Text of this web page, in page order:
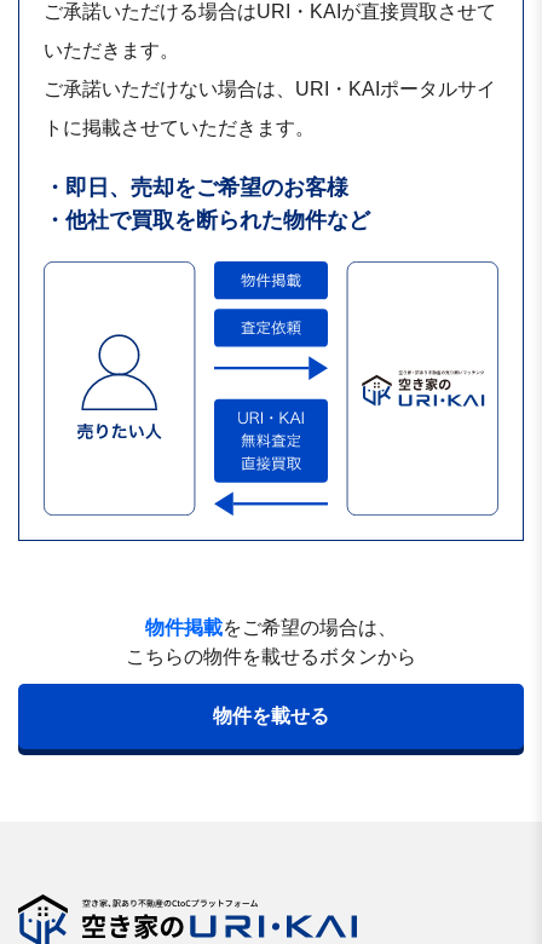
ご承諾いただける場合はURI・KAIが直接買取させて
いただきます。
ご承諾いただけない場合は、URI・KAIポータルサイ
トに掲載させていただきます。
・即日、売却をご希望のお客様
・他社で買取を断られた物件など
物件掲載をご希望の場合は、
こちらの物件を載せるボタンから
物件を載せる